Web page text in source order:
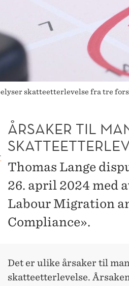
skatteetterlevelse fra tre
ÅRSAKER TIL
Thomas Lange
26. april 2024 med
Labour Migration
Compliance».
Det er ulike årsaker til
skatteetterlevelse.